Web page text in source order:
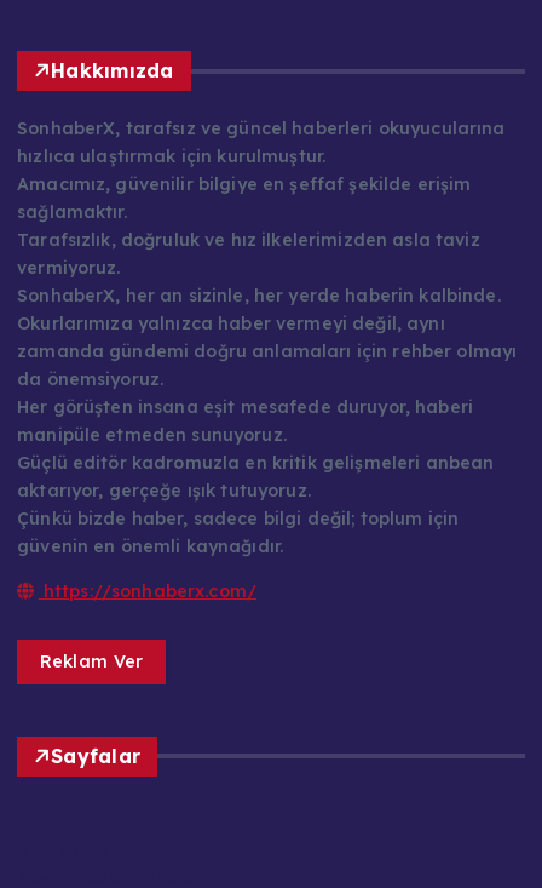
Hakkımızda
SonhaberX, tarafsız ve güncel haberleri okuyucularına
hızlıca ulaştırmak için kurulmuştur.
Amacımız, güvenilir bilgiye en şeffaf şekilde erişim
sağlamaktır.
Tarafsızlık, doğruluk ve hız ilkelerimizden asla taviz
vermiyoruz.
SonhaberX, her an sizinle, her yerde haberin kalbinde.
Okurlarımıza yalnızca haber vermeyi değil, aynı
zamanda gündemi doğru anlamaları için rehber olmayı
da önemsiyoruz.
Her görüşten insana eşit mesafede duruyor, haberi
manipüle etmeden sunuyoruz.
Güçlü editör kadromuzla en kritik gelişmeleri anbean
aktarıyor, gerçeğe ışık tutuyoruz.
Çünkü bizde haber, sadece bilgi değil; toplum için
güvenin en önemli kaynağıdır.
https://sonhaberx.com/
Reklam Ver
Sayfalar